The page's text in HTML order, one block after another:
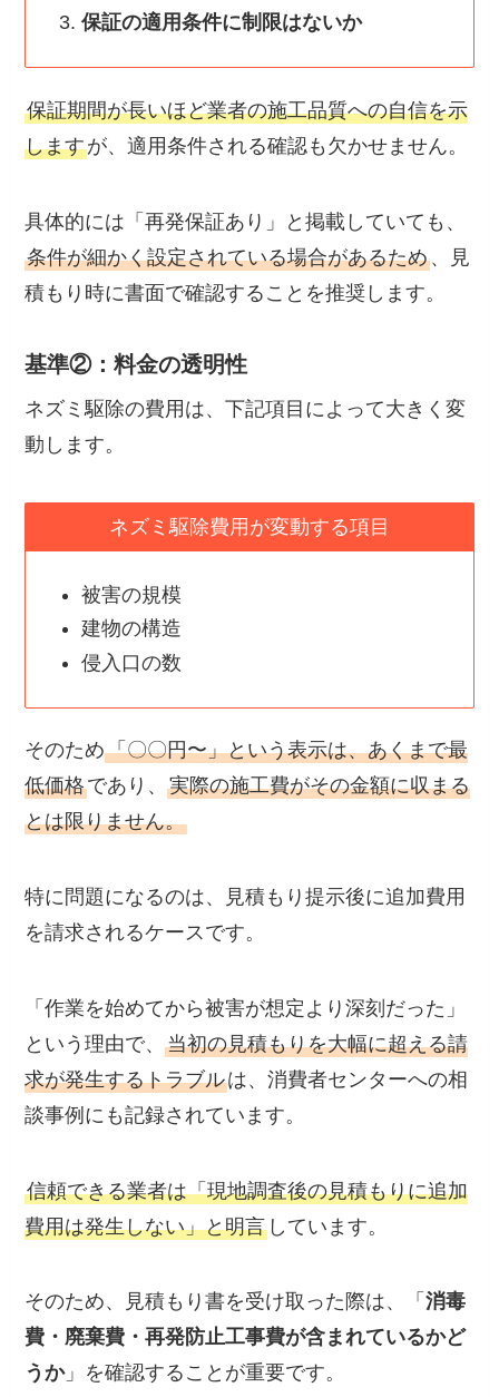
保証の適用条件に制限はないか
保証期間が長いほど業者の施工品質への自信を示
しますが、適用条件される確認も欠かせません。
具体的には「再発保証あり」と掲載していても、
条件が細かく設定されている場合があるため、見
積もり時に書面で確認することを推奨します。
基準②：料金の透明性
ネズミ駆除の費用は、下記項目によって大きく変
動します。
ネズミ駆除費用が変動する項目
被害の規模
建物の構造
侵入口の数
そのため「〇〇円〜」という表示は、あくまで最
低価格であり、実際の施工費がその金額に収まる
とは限りません。
特に問題になるのは、見積もり提示後に追加費用
を請求されるケースです。
「作業を始めてから被害が想定より深刻だった」
という理由で、当初の見積もりを大幅に超える請
求が発生するトラブルは、消費者センターへの相
談事例にも記録されています。
信頼できる業者は「現地調査後の見積もりに追加
費用は発生しない」と明言 しています。
そのため、見積もり書を受け取った際は、「消毒
費・廃棄費・再発防止工事費が含まれているかど
うか」を確認することが重要です。